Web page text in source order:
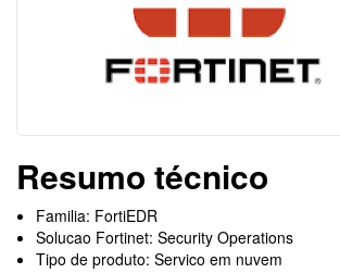
Resumo técnico
Familia: FortiEDR
Solucao Fortinet: Security Operations
Tipo de produto: Servico em nuvem